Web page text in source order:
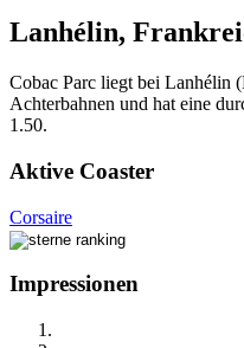
Lanhélin,
Cobac Parc liegt bei Lanhélin
Achterbahnen und hat eine
1.50.
Aktive Coaster
Corsaire
Impressionen